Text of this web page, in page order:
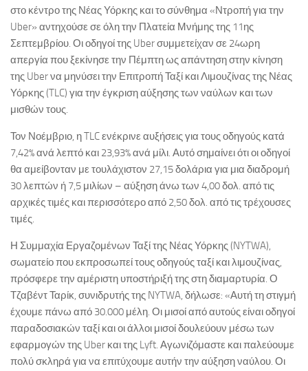
στο κέντρο της Νέας Υόρκης και το σύνθημα «Ντροπή για την
Uber» αντηχούσε σε όλη την Πλατεία Μνήμης της 11ης
Σεπτεμβρίου. Οι οδηγοί της Uber συμμετείχαν σε 24ωρη
απεργία που ξεκίνησε την Πέμπτη ως απάντηση στην κίνηση
της Uber να μηνύσει την Επιτροπή Ταξί και Λιμουζίνας της Νέας
Υόρκης (TLC) για την έγκριση αύξησης των ναύλων και των
μισθών τους.
Τον Νοέμβριο, η TLC ενέκρινε αυξήσεις για τους οδηγούς κατά
7,42% ανά λεπτό και 23,93% ανά μίλι. Αυτό σημαίνει ότι οι οδηγοί
θα αμείβονταν με τουλάχιστον 27,15 δολάρια για μια διαδρομή
30 λεπτών ή 7,5 μιλίων – αύξηση άνω των 4,00 δολ. από τις
αρχικές τιμές και περισσότερο από 2,50 δολ. από τις τρέχουσες
τιμές.
Η Συμμαχία Εργαζομένων Ταξί της Νέας Υόρκης (NYTWA),
σωματείο που εκπροσωπεί τους οδηγούς ταξί και λιμουζίνας,
πρόσφερε την αμέριστη υποστήριξή της στη διαμαρτυρία. Ο
Τζαβέντ Ταρίκ, συνιδρυτής της NYTWA, δήλωσε: «Αυτή τη στιγμή
έχουμε πάνω από 30.000 μέλη. Οι μισοί από αυτούς είναι οδηγοί
παραδοσιακών ταξί και οι άλλοι μισοί δουλεύουν μέσω των
εφαρμογών της Uber και της Lyft. Αγωνιζόμαστε και παλεύουμε
πολύ σκληρά για να επιτύχουμε αυτήν την αύξηση ναύλου. Οι